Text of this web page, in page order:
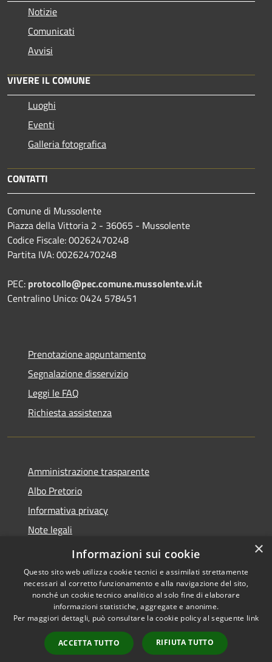
Notizie
Comunicati
Avvisi
VIVERE IL COMUNE
Luoghi
Eventi
Galleria fotografica
CONTATTI
Comune di Mussolente
Piazza della Vittoria 2 - 36065 - Mussolente
Codice Fiscale: 00262470248
Partita IVA: 00262470248
PEC: protocollo@pec.comune.mussolente.vi.it
Centralino Unico: 0424 578451
Prenotazione appuntamento
Segnalazione disservizio
Leggi le FAQ
Richiesta assistenza
Amministrazione trasparente
Albo Pretorio
Informativa privacy
Note legali
Dichiarazione di accessibilità
Accessibilità
Copyright © 2026 • Comune di
Mussolente • Powered by
Municipium•
Accesso
redazione
×
Informazioni sui cookie
Questo sito web utilizza cookie tecnici e assimilati strettamente
necessari al corretto funzionamento e alla navigazione del sito,
nonché un cookie tecnico analitico al solo fine di elaborare
informazioni statistiche, aggregate e anonime.
Per maggiori dettagli, può consultare la cookie policy al seguente link
ACCETTA TUTTO RIFIUTA TUTTO